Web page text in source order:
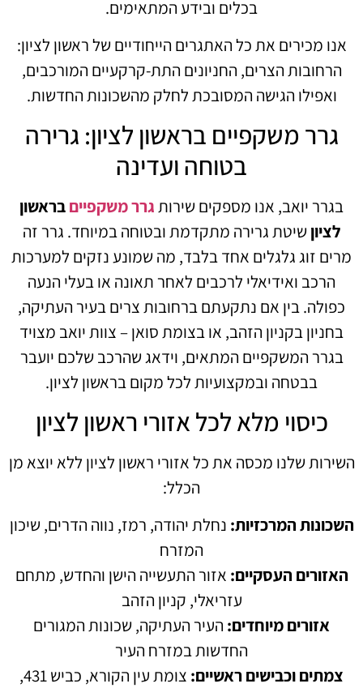
בכלים ובידע המתאימים.
אנו מכירים את כל האתגרים הייחודיים של ראשון לציון:
הרחובות הצרים, החניונים התת-קרקעיים המורכבים,
ואפילו הגישה המסובכת לחלק מהשכונות החדשות.
גרר משקפיים בראשון לציון: גרירה
בטוחה ועדינה
בגרר יואב, אנו מספקים שירותגרר משקפייםבראשון
לציון שיטת גרירה מתקדמת ובטוחה במיוחד. גרר זה
מרים זוג גלגלים אחד בלבד, מה שמונע נזקים למערכות
הרכב ואידיאלי לרכבים לאחר תאונה או בעלי הנעה
כפולה. בין אם נתקעתם ברחובות צרים בעיר העתיקה,
בחניון בקניון הזהב, או בצומת סואן – צוות יואב מצויד
בגרר המשקפיים המתאים, וידאג שהרכב שלכם יועבר
בבטחה ובמקצועיות לכל מקום בראשון לציון.
כיסוי מלא לכל אזורי ראשון לציון
השירות שלנו מכסה את כל אזורי ראשון לציון ללא יוצא מן
הכלל:
השכונות המרכזיות: נחלת יהודה, רמז, נווה הדרים, שיכון
המזרח
האזורים העסקיים: אזור התעשייה הישן והחדש, מתחם
עזריאלי, קניון הזהב
אזורים מיוחדים: העיר העתיקה, שכונות המגורים
החדשות במזרח העיר
צמתים וכבישים ראשיים:
צומת עין הקורא, כביש 431,